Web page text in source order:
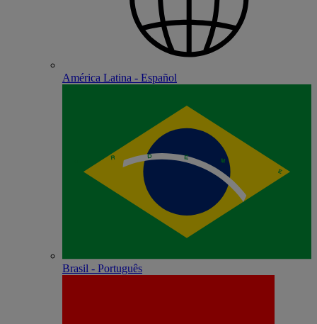
América Latina - Español
Brasil - Português